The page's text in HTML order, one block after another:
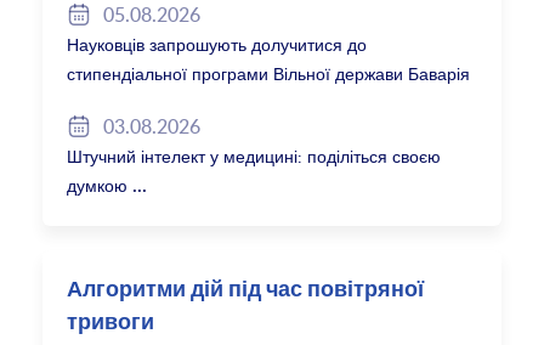
05.08.2026
Науковців запрошують долучитися до
стипендіальної програми Вільної держави Баварія
03.08.2026
Штучний інтелект у медицині: поділіться своєю
думкою
Алгоритми дій під час повітряної
тривоги